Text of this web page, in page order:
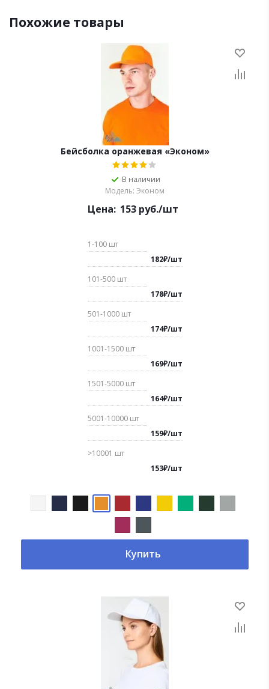
Похожие товары
Бейсболка оранжевая «Эконом»
В наличии
Модель: Эконом
Цена: 153руб./шт
1-100 шт
182₽/шт
101-500 шт
178₽/шт
501-1000 шт
174₽/шт
1001-1500 шт
169₽/шт
1501-5000 шт
164₽/шт
5001-10000 шт
159₽/шт
>10001 шт
153₽/шт
Купить